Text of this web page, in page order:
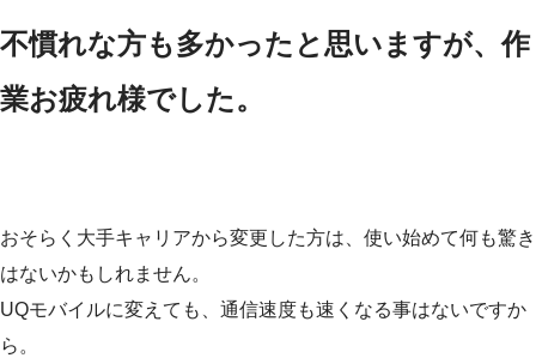
不慣れな方も多かったと思いますが、作
業お疲れ様でした。
おそらく大手キャリアから変更した方は、使い始めて何も驚き
はないかもしれません。
UQモバイルに変えても、通信速度も速くなる事はないですか
ら。